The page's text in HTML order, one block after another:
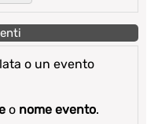
o un evento
o nome evento.